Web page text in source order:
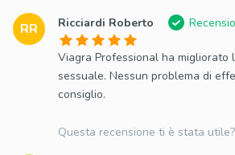
RR Ricciardi Roberto
Viagra Professional ha migliorato
sessuale. Nessun problema di
consiglio.
Questa recensione ti è stata utile?